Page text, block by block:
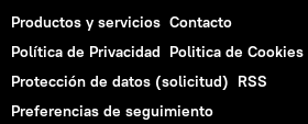
Productos y servicios Contacto
Política de Privacidad Politica de Cookies
Protección de datos (solicitud) RSS
Preferencias de seguimiento